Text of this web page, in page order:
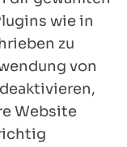
wie in
zu
von
Website